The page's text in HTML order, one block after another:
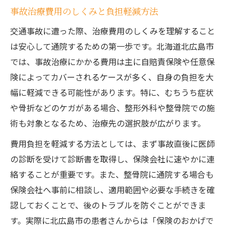
事故治療費用のしくみと負担軽減方法
交通事故に遭った際、治療費用のしくみを理解すること
は安心して通院するための第一歩です。北海道北広島市
では、事故治療にかかる費用は主に自賠責保険や任意保
険によってカバーされるケースが多く、自身の負担を大
幅に軽減できる可能性があります。特に、むちうち症状
や骨折などのケガがある場合、整形外科や整骨院での施
術も対象となるため、治療先の選択肢が広がります。
費用負担を軽減する方法としては、まず事故直後に医師
の診断を受けて診断書を取得し、保険会社に速やかに連
絡することが重要です。また、整骨院に通院する場合も
保険会社へ事前に相談し、適用範囲や必要な手続きを確
認しておくことで、後のトラブルを防ぐことができま
す。実際に北広島市の患者さんからは「保険のおかげで